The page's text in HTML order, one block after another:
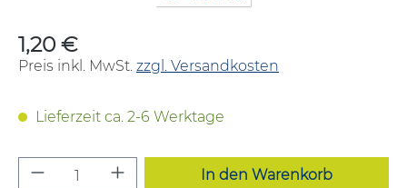
Regulärer Preis:
1,20 €
Preis inkl. MwSt. zzgl. Versandkosten
Lieferzeit ca. 2-6 Werktage
Produkt Anzahl: Gib den
In den Warenkorb